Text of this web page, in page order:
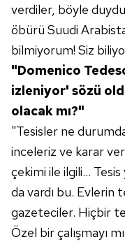
verdiler, böyle
öbürü Suudi
bilmiyorum! Siz
"Domenico
izleniyor' sözü
olacak mı?"
"Tesisler ne
inceleriz ve karar
çekimi ile ilgili...
da vardı bu. Evlerin
gazeteciler. Hiçbir
Özel bir çalışmayı